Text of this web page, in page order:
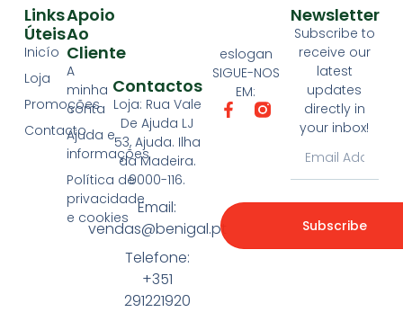
eslogan
SIGUE-NOS
EM:
Apoio
Ao
Cliente
A
minha
conta
Ajuda e
informações
Política de
privacidade
e cookies
Links
Úteis
Inicío
Loja
Promoções
Contacto
Contactos
Loja: Rua Vale
De Ajuda LJ
53, Ajuda. Ilha
da Madeira.
9000-116.
Email:
vendas@benigal.pt
Telefone:
+351
291221920
Newsletter
Subscribe to
receive our
latest
updates
directly in
your inbox!
Subscribe